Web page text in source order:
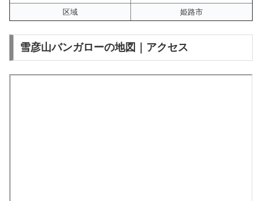
区域
姫路市
雪彦山バンガローの地図｜アクセス